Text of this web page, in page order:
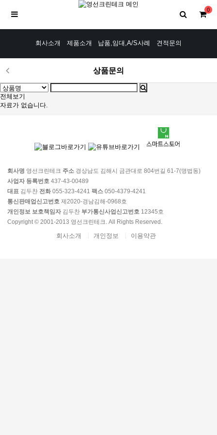
0
회사소개 제품소개 납품,임대,A/S사례 견적문의
상품문의
전체보기
자료가 없습니다.
회사명 영선크린테크 주소 경상남도 김해시 금관대로 804번길 61-7(명법동)
사업자 등록번호 437-43-00489
대표 김두찬 전화 055-323-4241 팩스 050-4379-4241
통신판매업신고번호 제2020-경남김해-0968호
개인정보 보호책임자 김두찬 부가통신사업신고번호 12345호
Copyright © 2001-2013 영선크린테크. All Rights Reserved.
회사소개 개인정보 이용약관